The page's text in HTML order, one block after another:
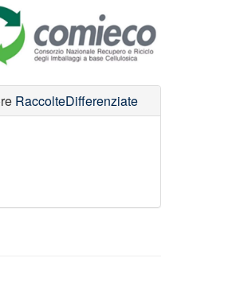
RaccolteDifferenziate